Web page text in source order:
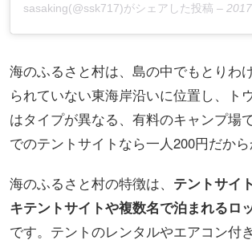
sasaking(@ssk717)がシェアした投稿 – 2017年
海のふるさと村は、島の中でもとりわ
られていない東海岸沿いに位置し、ト
はタイプが異なる、有料のキャンプ場
でのテントサイトなら一人200円だか
海のふるさと村の特徴は、 テントサイ
キテントサイトや複数名で泊まれるロ
です。テントのレンタルやエアコン付